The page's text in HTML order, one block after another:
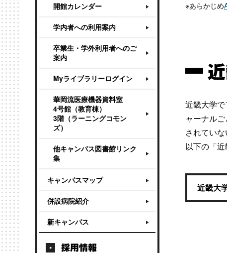
あらかじめ
近畿大学
ャーナル
されてい
以下の「
近畿大
開館カレンダー
学内者への利用案内
卒業生・学外利用者へのご
案内
Myライブラリーログイン
華岡流医療機器資料室
4号館（教育棟）
3階（ラーニングコモン
ズ）
他キャンパス図書館リンク
集
キャンパスマップ
併設病院紹介
新キャンパス
採用情報